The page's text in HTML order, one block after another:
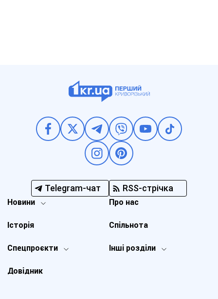
Telegram-чат RSS-стрічка
Новини
Спецпроєкти Інші розділи
Історія
Про нас
Довідник
Спільнота